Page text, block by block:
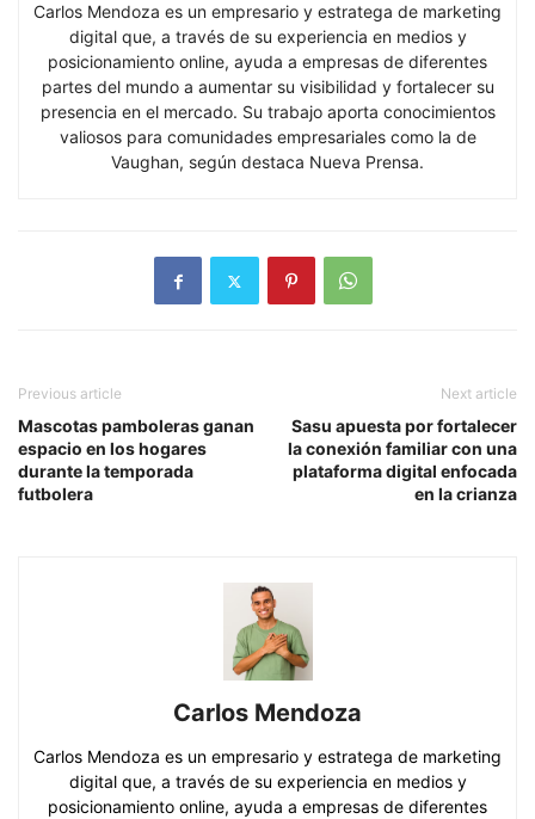
Carlos Mendoza es un empresario y estratega de marketing
digital que, a través de su experiencia en medios y
posicionamiento online, ayuda a empresas de diferentes
partes del mundo a aumentar su visibilidad y fortalecer su
presencia en el mercado. Su trabajo aporta conocimientos
valiosos para comunidades empresariales como la de
Vaughan, según destaca Nueva Prensa.
Previous article
Mascotas pamboleras ganan
espacio en los hogares
durante la temporada
futbolera
Next article
Sasu apuesta por fortalecer
la conexión familiar con una
plataforma digital enfocada
en la crianza
Carlos Mendoza
Carlos Mendoza es un empresario y estratega de marketing
digital que, a través de su experiencia en medios y
posicionamiento online, ayuda a empresas de diferentes